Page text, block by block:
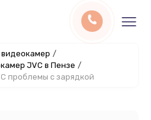
/
JVC в Пензе /
проблемы с зарядкой